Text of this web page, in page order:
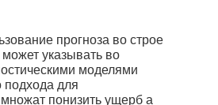
прогноза во строе
указывать во
моделями
подхода для
понизить ущерб а